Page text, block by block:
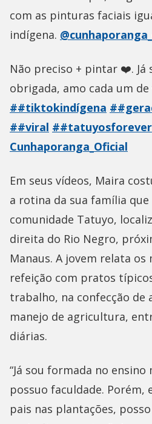
com as pinturas faciais
indígena.
Não preciso + pintar ❤️. Já
obrigada, amo cada um de
##tiktokindígena
##viral ##tatuyosforever
Cunhaporanga_Oficial
Em seus vídeos, Maira
a rotina da sua família que
comunidade Tatuyo,
direita do Rio Negro,
Manaus. A jovem relata os
refeição com pratos
trabalho, na confecção de
manejo de agricultura,
diárias.
“Já sou formada no ensino
possuo faculdade. Porém,
pais nas plantações,